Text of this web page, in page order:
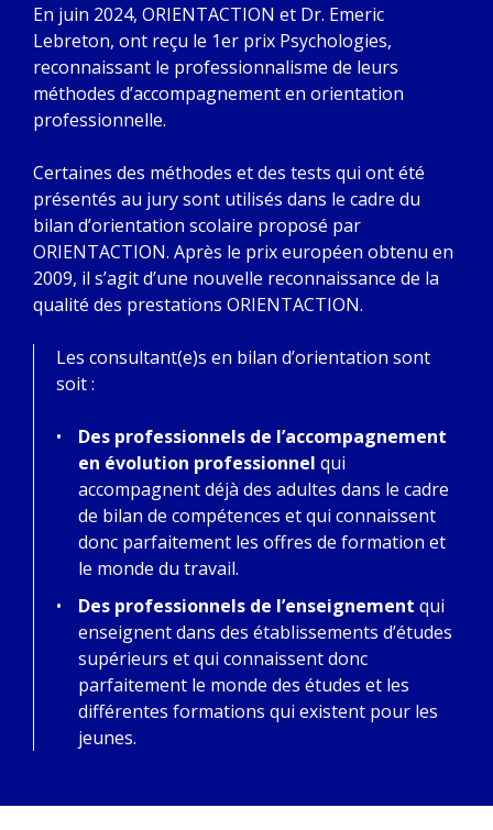
En juin 2024, ORIENTACTION et Dr. Emeric
Lebreton, ont reçu le 1er prix Psychologies,
reconnaissant le professionnalisme de leurs
méthodes d’accompagnement en orientation
professionnelle.
Certaines des méthodes et des tests qui ont été
présentés au jury sont utilisés dans le cadre du
bilan d’orientation scolaire proposé par
ORIENTACTION. Après le prix européen obtenu en
2009, il s’agit d’une nouvelle reconnaissance de la
qualité des prestations ORIENTACTION.
Les consultant(e)s en bilan d’orientation sont
soit :
Des professionnels de l’accompagnement
en évolution professionnel qui
accompagnent déjà des adultes dans le cadre
de bilan de compétences et qui connaissent
donc parfaitement les offres de formation et
le monde du travail.
Des professionnels de l’enseignement qui
enseignent dans des établissements d’études
supérieurs et qui connaissent donc
parfaitement le monde des études et les
différentes formations qui existent pour les
jeunes.